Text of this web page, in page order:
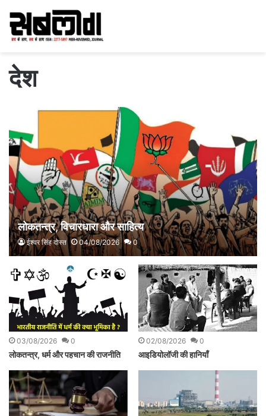
देश
लोकतन्त्र, विचारधारा और साहित्य
ईश्वर सिंह दोस्त 04/08/2026 0
03/08/2026 0
लोकतन्त्र, धर्म और पहचान की राजनीति
02/08/2026 0
आइडियोलॉजी की हानियाँ